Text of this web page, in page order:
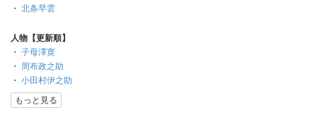
・ 北条早雲
人物【更新順】
・ 子母澤寛
・ 周布政之助
・ 小田村伊之助
もっと見る